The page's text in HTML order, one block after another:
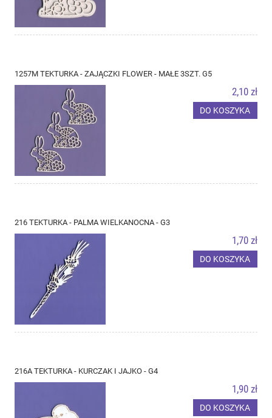
1257M TEKTURKA - ZAJĄCZKI FLOWER - MAŁE 3SZT. G5
2,10 zł
DO KOSZYKA
216 TEKTURKA - PALMA WIELKANOCNA - G3
1,70 zł
DO KOSZYKA
216A TEKTURKA - KURCZAK I JAJKO - G4
1,90 zł
DO KOSZYKA